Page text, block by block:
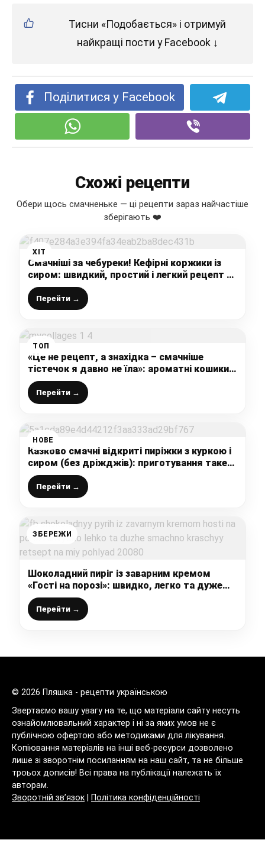
Тисни «Подобається» і отримуй
найкращі пости у Facebook ↓
Поділитися у Facebook
Схожі рецепти
Обери щось смачненьке — ці рецепти зараз найчастіше
зберігають ❤️
ХІТ
Смачніші за чебуреки! Кефірні коржики із
сиром: швидкий, простий і легкий рецепт на
перекус чи на сніданок
Перейти →
ТОП
«Це не рецепт, а знахідка – смачніше
тістечок я давно не їла»: ароматні кошики з
простих інгредієнтів, готую буквально за 10
хвилин
Перейти →
НОВЕ
Казково смачні відкриті пиріжки з куркою і
сиром (без дріжджів): приготування таке
просте, а маємо ситний, красивий і дуже
смачний перекус для всієї сім’ї
Перейти →
ЗБЕРЕЖИ
Шоколадний пиріг із заварним кремом
«Гості на порозі»: швидко, легко та дуже
смачно (кращий рецепт на мій погляд)
Перейти →
© 2026 Пляшка - рецепти українською
Звертаємо вашу увагу на те, що матеріали сайту несуть
ознайомлювальний характер і ні за яких умов не є
публічною офертою або методиками для лікування.
Копіювання матеріалів на інші веб-ресурси дозволено
лише зі зворотнім посиланням на наш сайт, та не більше
троьох дописів! Всі права на публікації належать їх
авторам.
Зворотній зв’язок
Політика конфіденційності